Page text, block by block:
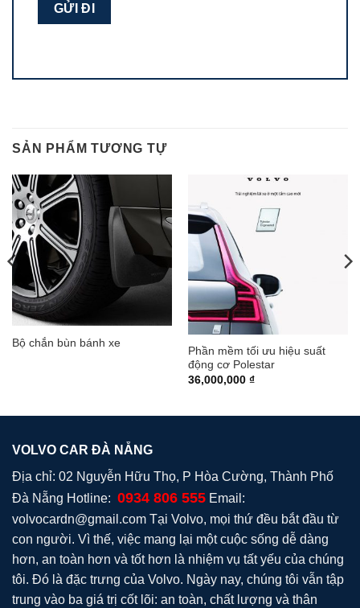
SẢN PHẨM TƯƠNG TỰ
Bộ chắn bùn bánh xe
Phần mềm tối ưu hiệu suất
động cơ Polestar
36,000,000 ₫
VOLVO CAR ĐÀ NẴNG
Địa chỉ: 02 Nguyễn Hữu Thọ, P Hòa Cường, Thành Phố
Đà Nẵng Hotline: 0934 806 555 Email:
volvocardn@gmail.com Tại Volvo, mọi thứ đều bắt đầu từ
con người. Vì thế, việc mang lại một cuộc sống dễ dàng
hơn, an toàn hơn và tốt hơn là nhiệm vụ tất yếu của chúng
tôi. Đó là đặc trưng của Volvo. Ngày nay, chúng tôi vẫn tập
trung vào ba giá trị cốt lõi: an toàn, chất lượng và thân